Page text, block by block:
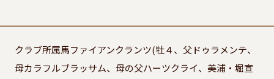
クラブ所属馬ファイアンクランツ(牡４、父ドゥラメンテ、
母カラフルブラッサム、母の父ハーツクライ、美浦・堀宣